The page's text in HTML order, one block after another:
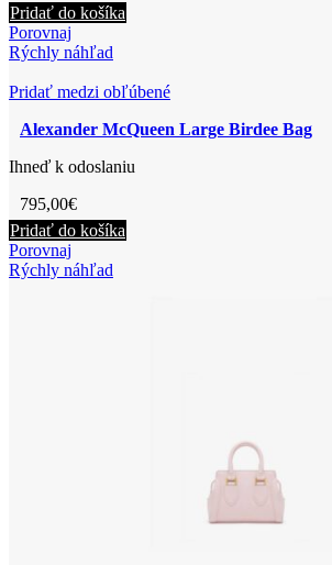
Pridať do košíka
Porovnaj
Rýchly náhľad
Pridať medzi obľúbené
Alexander McQueen Large Birdee Bag
Ihneď k odoslaniu
795,00€
Pridať do košíka
Porovnaj
Rýchly náhľad